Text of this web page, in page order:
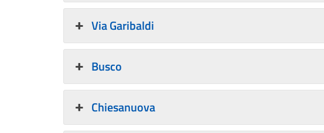
Via Garibaldi
Busco
Chiesanuova